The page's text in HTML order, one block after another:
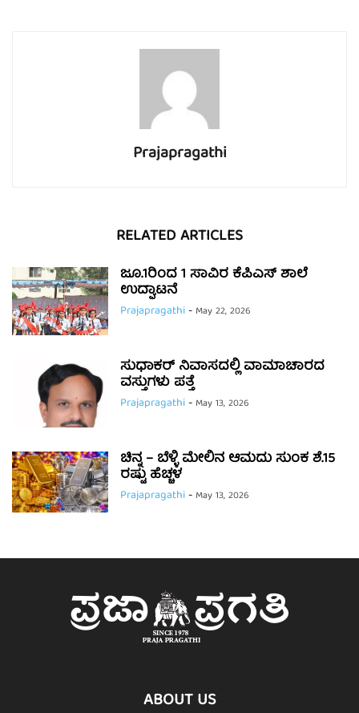
Prajapragathi
RELATED ARTICLES
ಜೂ.1ರಿಂದ 1 ಸಾವಿರ ಕೆಪಿಎಸ್ ಶಾಲೆ
ಉದ್ಘಾಟನೆ
Prajapragathi- May 22, 2026
ಸುಧಾಕರ್ ನಿವಾಸದಲ್ಲಿ ವಾಮಾಚಾರದ
ವಸ್ತುಗಳು ಪತ್ತೆ
Prajapragathi- May 13, 2026
ಚಿನ್ನ – ಬೆಳ್ಳಿ ಮೇಲಿನ ಆಮದು ಸುಂಕ ಶೆ.15
ರಷ್ಟು ಹೆಚ್ಚಳ
Prajapragathi- May 13, 2026
ABOUT US